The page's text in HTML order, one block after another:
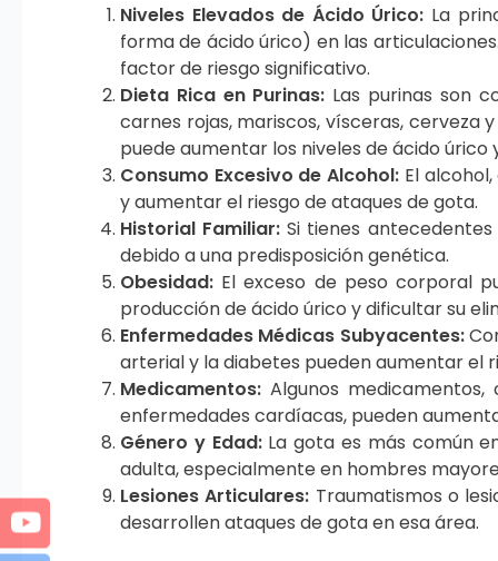
Niveles Elevados de Ácido Úrico: La
forma de ácido úrico) en las
factor de riesgo significativo.
Dieta Rica en Purinas: Las purinas son
carnes rojas, mariscos, vísceras, cerveza
puede aumentar los niveles de ácido úrico
Consumo Excesivo de Alcohol: El
y aumentar el riesgo de ataques de gota.
Historial Familiar: Si tienes
debido a una predisposición genética.
Obesidad: El exceso de peso corporal
producción de ácido úrico y dificultar su
Enfermedades Médicas Subyacentes:
arterial y la diabetes pueden aumentar el
Medicamentos: Algunos
enfermedades cardíacas, pueden
Género y Edad:La gota es más común
adulta, especialmente en hombres
Lesiones Articulares: Traumatismos o
desarrollen ataques de gota en esa área.